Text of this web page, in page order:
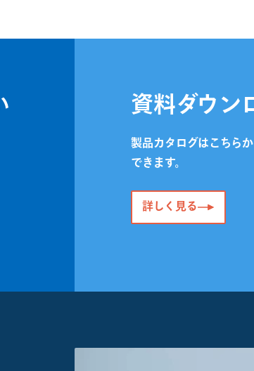
資料ダウン
製品カタログはこちら
できます。
詳しく見る